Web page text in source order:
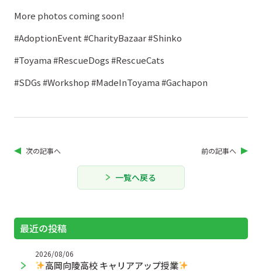
More photos coming soon!
#AdoptionEvent #CharityBazaar #Shinko
#Toyama #RescueDogs #RescueCats
#SDGs #Workshop #MadeInToyama #Gachapon
前の記事へ
次の記事へ
一覧へ戻る
最近の投稿
高岡向陵高校 キャリアアップ授業
2026/08/06